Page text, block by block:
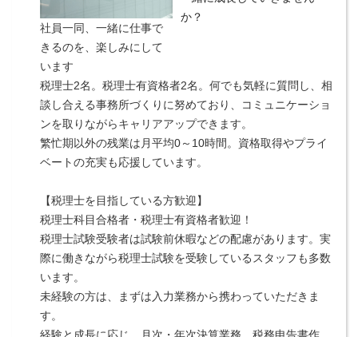
社員一同、一緒に仕事で
きるのを、楽しみにして
います
か？
税理士2名。税理士有資格者2名。何でも気軽に質問し、相
談し合える事務所づくりに努めており、コミュニケーショ
ンを取りながらキャリアアップできます。
繁忙期以外の残業は月平均0～10時間。資格取得やプライ
ベートの充実も応援しています。
【税理士を目指している方歓迎】
税理士科目合格者・税理士有資格者歓迎！
税理士試験受験者は試験前休暇などの配慮があります。実
際に働きながら税理士試験を受験しているスタッフも多数
います。
未経験の方は、まずは入力業務から携わっていただきま
す。